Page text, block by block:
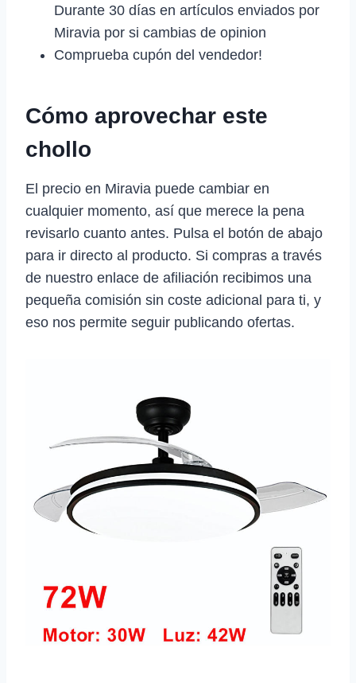
Durante 30 días en artículos enviados por
Miravia por si cambias de opinion
Comprueba cupón del vendedor!
Cómo aprovechar este
chollo
El precio en Miravia puede cambiar en
cualquier momento, así que merece la pena
revisarlo cuanto antes. Pulsa el botón de abajo
para ir directo al producto. Si compras a través
de nuestro enlace de afiliación recibimos una
pequeña comisión sin coste adicional para ti, y
eso nos permite seguir publicando ofertas.